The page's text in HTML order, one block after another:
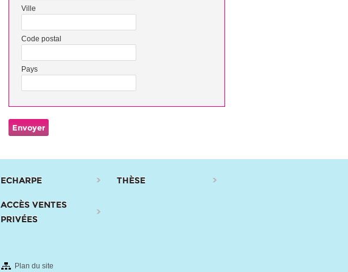
Ville
Code postal
Pays
Envoyer
ECHARPE THÈSE
ACCÈS VENTES
PRIVÉES
Plan du site